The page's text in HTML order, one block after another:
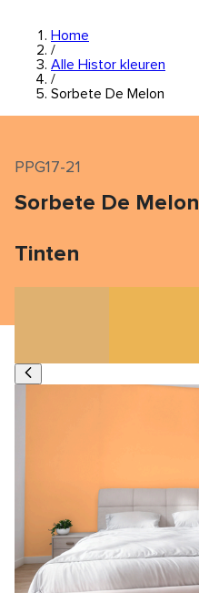
Home
/
Alle Histor kleuren
/
Sorbete De Melon
PPG17-21
Sorbete De Melon
Tinten